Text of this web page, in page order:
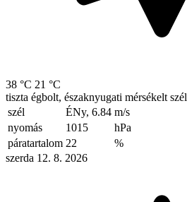
38 °C 21 °C
tiszta égbolt, északnyugati mérsékelt szél
szél
ÉNy, 6.84 m/s
nyomás
1015
hPa
páratartalom 22
%
szerda 12. 8. 2026